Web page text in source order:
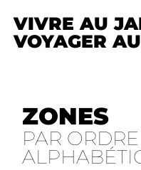
VIVRE AU
VOYAGER
ZONES
PAR ORDRE